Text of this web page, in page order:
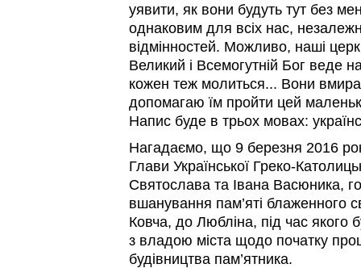
уявити, як вони будуть тут без
однаковим для всіх нас,
відмінностей. Можливо, наші
Великий і Всемогутній Бог веде
кожен теж молиться... Вони
допомагаю їм пройти цей
Напис буде в трьох мовах:
Нагадаємо, що 9 березня 2016
Глави Української Греко-
Святослава та Івана Васюника,
вшанування пам’яті
Ковча, до Любліна, під час якого
з владою міста щодо початку
будівництва пам’ятника.